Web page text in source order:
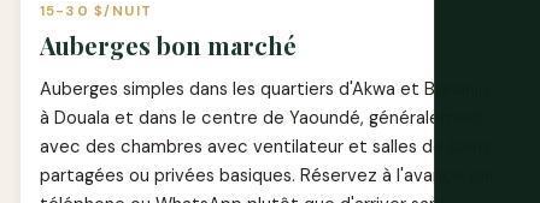
15-30 $/NUIT
Auberges bon marché
Auberges simples dans les quartiers d'Akwa et Bonanjo
à Douala et dans le centre de Yaoundé, généralement
avec des chambres avec ventilateur et salles de bains
partagées ou privées basiques. Réservez à l'avance par